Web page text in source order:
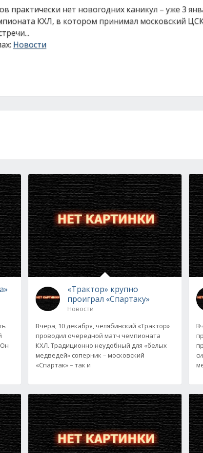
практически нет новогодних каникул – уже 3
КХЛ, в котором принимал московский
Новости
«Трактор» крупно
проиграл «Спартаку»
Новости
Вчера, 10 декабря, челябинский «Трактор»
проводил очередной матч чемпионата
КХЛ. Традиционно неудобный для «белых
медведей» соперник – московский
«Спартак» – так и